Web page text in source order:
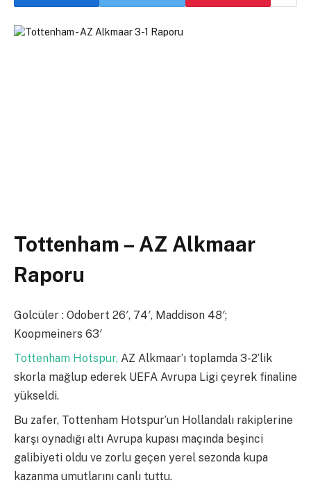
Tottenham – AZ Alkmaar
Raporu
Golcüler : Odobert 26′, 74′, Maddison 48′;
Koopmeiners 63′
Tottenham Hotspur, AZ Alkmaar’ı toplamda 3-2’lik
skorla mağlup ederek UEFA Avrupa Ligi çeyrek finaline
yükseldi.
Bu zafer, Tottenham Hotspur’un Hollandalı rakiplerine
karşı oynadığı altı Avrupa kupası maçında beşinci
galibiyeti oldu ve zorlu geçen yerel sezonda kupa
kazanma umutlarını canlı tuttu.